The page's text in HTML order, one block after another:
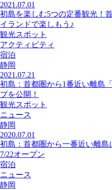
2021.07.01
初島を楽しむ5つの定番観光！
イランドで楽しもう♪
観光スポット
アクティビティ
宿泊
静岡
2021.07.21
初島：首都圏から1番近い離島
プを公開！
観光スポット
ニュース
静岡
2020.07.01
初島：首都圏から一番近い離
7/22オープン
宿泊
ニュース
静岡